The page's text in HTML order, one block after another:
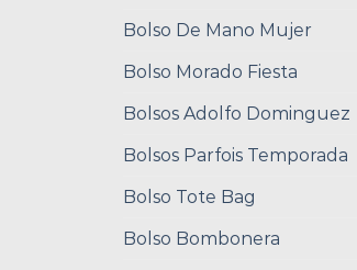
Bolso De Mano Mujer
Bolso Morado Fiesta
Bolsos Adolfo Dominguez
Bolsos Parfois Temporada
Bolso Tote Bag
Bolso Bombonera